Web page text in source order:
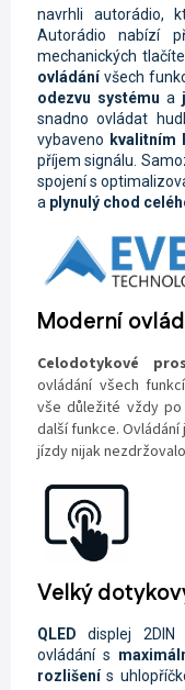
navrhli autorádio,
Autorádio nabízí
mechanických
ovládánívšech
odezvu systému a
snadno ovládat
vybaveno kvalitním
příjem signálu.
spojení s
a plynulý chod
Moderní
Celodotykové
ovládání všech
vše důležité vždy
další funkce.
jízdy nijak
Velký
QLEDdisplej
ovládání s
rozlišenís